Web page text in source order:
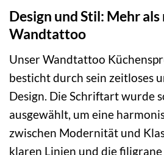
Design und Stil: Mehr als
Wandtattoo
Unser Wandtattoo
besticht durch sein zeitloses
Design. Die Schriftart wurde
ausgewählt, um eine
zwischen Modernität und
klaren Linien und die